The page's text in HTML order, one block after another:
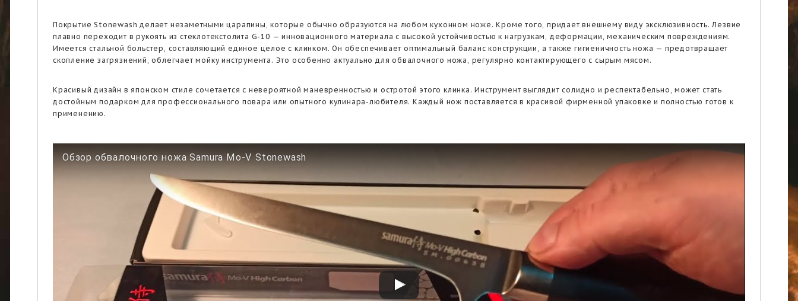
Покрытие Stonewash делает незаметными царапины, которые обычно образуются на любом кухонном ноже. Кроме того, придает внешнему виду эксклюзивность. Лезвие
плавно переходит в рукоять из стеклотекстолита G-10 — инновационного материала с высокой устойчивостью к нагрузкам, деформации, механическим повреждениям.
Имеется стальной больстер, составляющий единое целое с клинком. Он обеспечивает оптимальный баланс конструкции, а также гигиеничность ножа — предотвращает
скопление загрязнений, облегчает мойку инструмента. Это особенно актуально для обвалочного ножа, регулярно контактирующего с сырым мясом.
Красивый дизайн в японском стиле сочетается с невероятной маневренностью и остротой этого клинка. Инструмент выглядит солидно и респектабельно, может стать
достойным подарком для профессионального повара или опытного кулинара-любителя. Каждый нож поставляется в красивой фирменной упаковке и полностью готов к
применению.
Обзор обвалочного ножа Samura Mo-V Stonewash